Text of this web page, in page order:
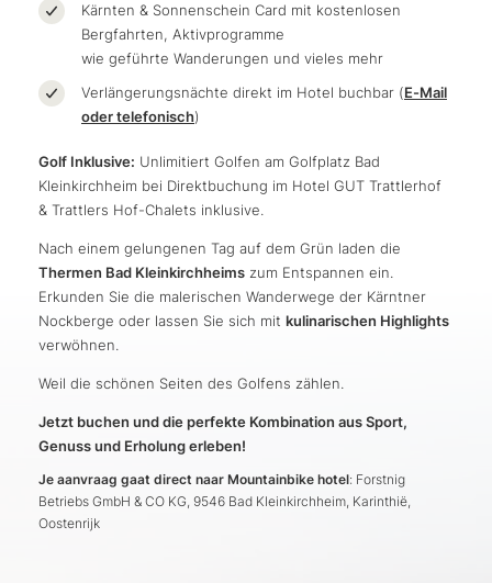
Kärnten & Sonnenschein Card mit kostenlosen
Bergfahrten, Aktivprogramme
wie geführte Wanderungen und vieles mehr
Verlängerungsnächte direkt im Hotel buchbar (E-Mail
oder telefonisch)
Golf Inklusive: Unlimitiert Golfen am Golfplatz Bad
Kleinkirchheim bei Direktbuchung im Hotel GUT Trattlerhof
& Trattlers Hof-Chalets inklusive.
Nach einem gelungenen Tag auf dem Grün laden die
Thermen Bad Kleinkirchheims zum Entspannen ein.
Erkunden Sie die malerischen Wanderwege der Kärntner
Nockberge oder lassen Sie sich mit kulinarischen Highlights
verwöhnen.
Weil die schönen Seiten des Golfens zählen.
Jetzt buchen und die perfekte Kombination aus Sport,
Genuss und Erholung erleben!
Je aanvraag gaat direct naar Mountainbike hotel: Forstnig
Betriebs GmbH & CO KG, 9546 Bad Kleinkirchheim, Karinthië,
Oostenrijk